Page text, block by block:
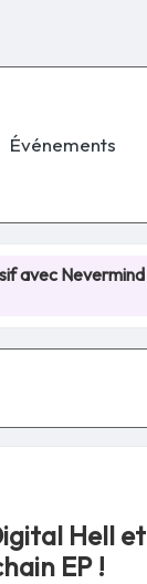
Événements
!
Hell et
EP !